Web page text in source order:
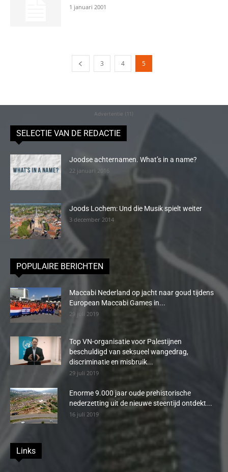
1 januari 2001
3 4 5
Advertentie (11)
SELECTIE VAN DE REDACTIE
Joodse achternamen. What’s in a name?
22 januari 2016
Joods Lochem: Und die Musik spielt weiter
3 december 2014
POPULAIRE BERICHTEN
Maccabi Nederland op jacht naar goud tijdens
European Maccabi Games in...
29 juli 2019
Top VN-organisatie voor Palestijnen
beschuldigd van seksueel wangedrag,
discriminatie en misbruik...
29 juli 2019
Enorme 9.000 jaar oude prehistorische
nederzetting uit de nieuwe steentijd ontdekt...
16 juli 2019
Links